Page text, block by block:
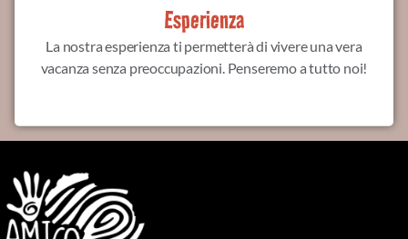
Esperienza
La nostra esperienza ti permetterà di vivere una vera
vacanza senza preoccupazioni. Penseremo a tutto noi!